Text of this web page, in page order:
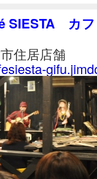
SIESTA カフ
住居店舗